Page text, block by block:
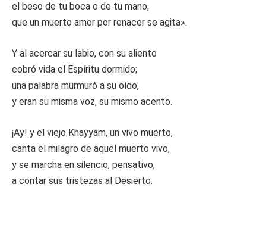
el beso de tu boca o de tu mano,
que un muerto amor por renacer se agita».
Y al acercar su labio, con su aliento
cobró vida el Espíritu dormido;
una palabra murmuró a su oído,
y eran su misma voz, su mismo acento.
¡Ay! y el viejo Khayyám, un vivo muerto,
canta el milagro de aquel muerto vivo,
y se marcha en silencio, pensativo,
a contar sus tristezas al Desierto.